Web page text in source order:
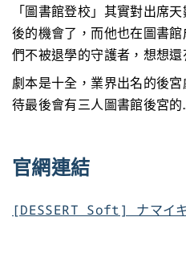
「圖書館登校」其實對出席
後的機會了，而他也在圖書
們不被退學的守護者，想想還
劇本是十全，業界出名的後
待最後會有三人圖書館後宮
官網連結
[DESSERT Soft] ナマイキ